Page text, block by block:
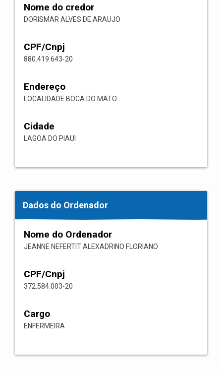
Nome do credor
DORISMAR ALVES DE ARAUJO
CPF/Cnpj
880.419.643-20
Endereço
LOCALIDADE BOCA DO MATO
Cidade
LAGOA DO PIAUI
Dados do Ordenador
Nome do Ordenador
JEANNE NEFERTIT ALEXADRINO FLORIANO
CPF/Cnpj
372.584.003-20
Cargo
ENFERMEIRA